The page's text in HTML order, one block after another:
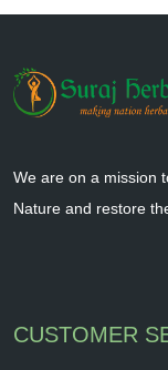
We are on a mission
Nature and restore
CUSTOMER